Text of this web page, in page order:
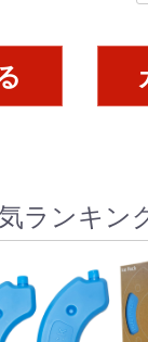
ランキン